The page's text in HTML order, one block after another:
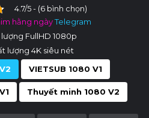
4.7/5 - (6 bình chọn)
hằng ngàyTelegram
FullHD 1080p
lượng 4K siêu nét
VIETSUB 1080 V1
Thuyết minh 1080 V2